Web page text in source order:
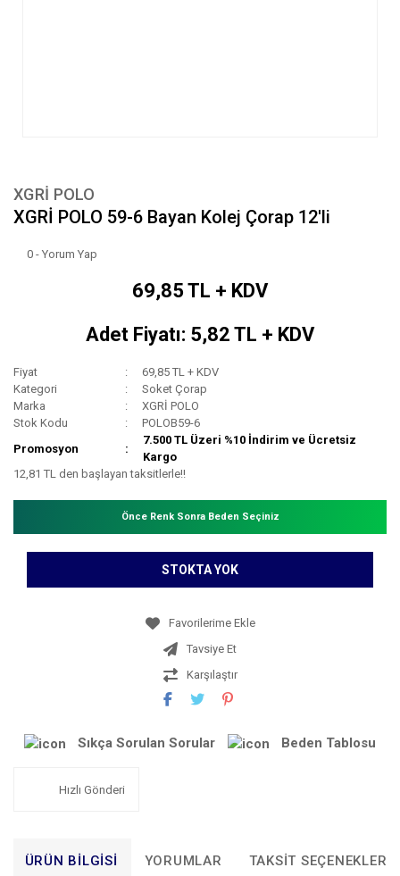
XGRİ POLO
XGRİ POLO 59-6 Bayan Kolej Çorap 12'li
0 - Yorum Yap
69,85 TL + KDV
Adet Fiyatı: 5,82 TL + KDV
Fiyat
69,85 TL + KDV
Kategori
Soket Çorap
Marka
XGRİ POLO
Stok Kodu
POLOB59-6
Promosyon
7.500 TL Üzeri %10 İndirim ve Ücretsiz
Kargo
12,81 TL den başlayan taksitlerle!!
Önce Renk Sonra Beden Seçiniz
STOKTA YOK
Tavsiye Et
Karşılaştır
Sıkça Sorulan Sorular Beden Tablosu
Hızlı Gönderi
ÜRÜN BILGISI YORUMLAR TAKSIT SEÇENEKLERI